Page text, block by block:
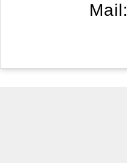
Mail: